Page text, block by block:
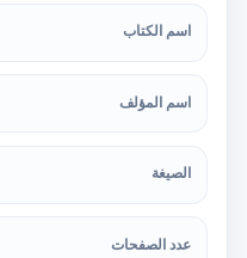
اسم الكتاب
اسم المؤلف
الصيغة
عدد الصفحات